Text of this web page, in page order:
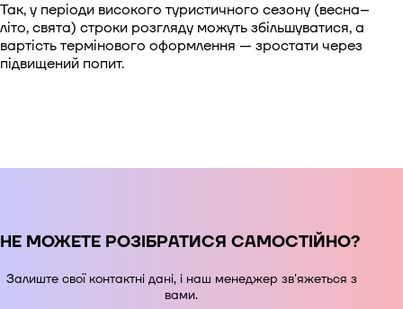
Так, у періоди високого туристичного сезону (весна–
літо, свята) строки розгляду можуть збільшуватися, а
вартість термінового оформлення — зростати через
підвищений попит.
НЕ МОЖЕТЕ РОЗІБРАТИСЯ САМОСТІЙНО?
Залиште свої контактні дані, і наш менеджер зв'яжеться з
вами.